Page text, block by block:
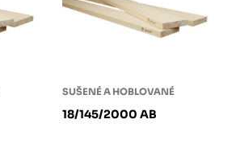
SUŠENÉ A HOBLOVANÉ
18/145/2000 AB